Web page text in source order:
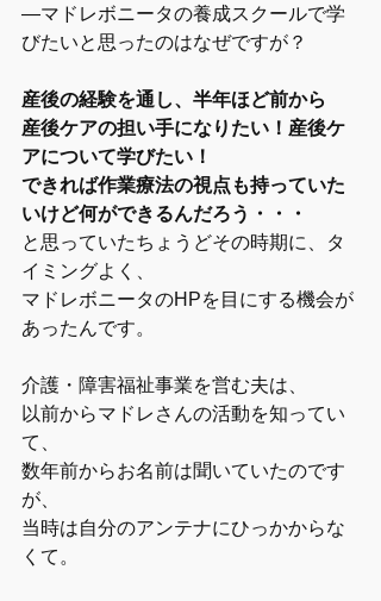
―マドレボニータの養成スクールで学
びたいと思ったのはなぜですが？
産後の経験を通し、半年ほど前から
産後ケアの担い手になりたい！産後ケ
アについて学びたい！
できれば作業療法の視点も持っていた
いけど何ができるんだろう・・・
と思っていたちょうどその時期に、タ
イミングよく、
マドレボニータのHPを目にする機会が
あったんです。
介護・障害福祉事業を営む夫は、
以前からマドレさんの活動を知ってい
て、
数年前からお名前は聞いていたのです
が、
当時は自分のアンテナにひっかからな
くて。